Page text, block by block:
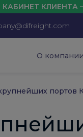
– 10%
О компании
портов